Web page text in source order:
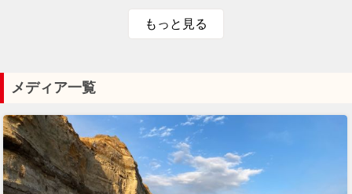
もっと見る
メディア一覧